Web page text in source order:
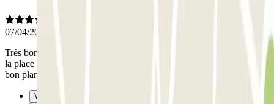
07/04/2025
Très bon organisation...aucun couac...Peut être mettre sur le voucher
la place de parking que l on peut occuper...Sinon vraiment un très
bon plan et très bon rapport qualité prix...
Vorige